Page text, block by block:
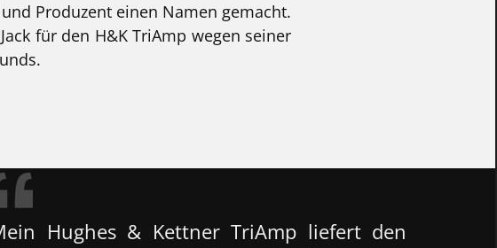
Produzent einen Namen gemacht.
für den H&K TriAmp wegen seiner
Hughes & Kettner TriAmp liefert den